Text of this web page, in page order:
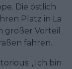
Die östlich
Platz in La
großer Vorteil
fahren.
„Ich bin